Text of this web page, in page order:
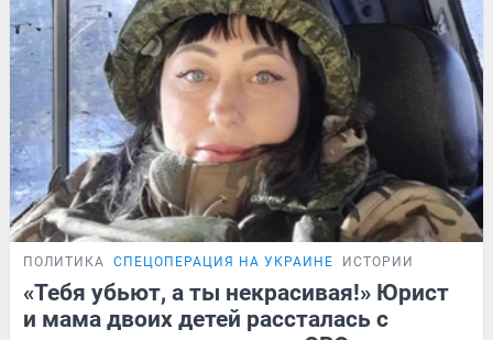
ПОЛИТИКА СПЕЦОПЕРАЦИЯ НА УКРАИНЕ ИСТОРИИ
«Тебя убьют, а ты некрасивая!» Юрист
и мама двоих детей рассталась с